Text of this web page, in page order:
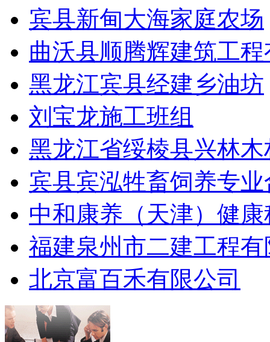
宾县新甸大海家庭农场
曲沃县顺腾辉建筑工
黑龙江宾县经建乡油坊
刘宝龙施工班组
黑龙江省绥棱县兴林
宾县宾泓牲畜饲养专
中和康养（天津）健
福建泉州市二建工程
北京富百禾有限公司